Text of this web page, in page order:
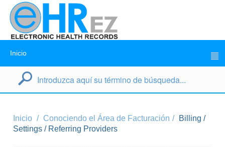
Inicio
Inicio Conociendo el Área de Facturación
Billing /
Settings / Referring Providers